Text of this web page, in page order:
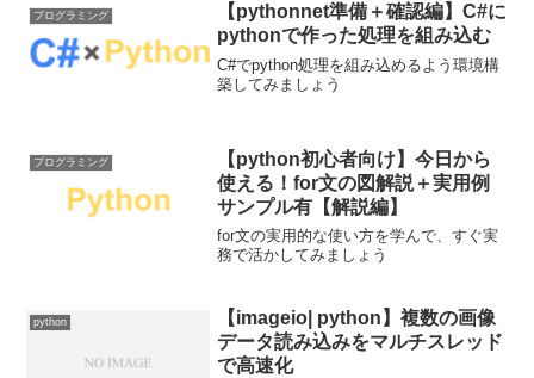
プログラミング
【pythonnet準備＋確認編】C#に
pythonで作った処理を組み込む
C#でpython処理を組み込めるよう環境構
築してみましょう
プログラミング
【python初心者向け】今日から
使える！for文の図解説＋実用例
サンプル有【解説編】
for文の実用的な使い方を学んで、すぐ実
務で活かしてみましょう
python
【imageio| python】複数の画像
データ読み込みをマルチスレッド
で高速化